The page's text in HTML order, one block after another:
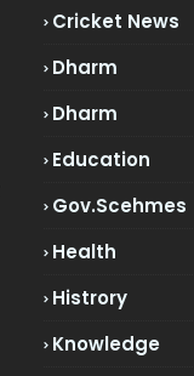
Cricket News
Dharm
Dharm
Education
Gov.scehmes
Health
Histrory
Knowledge